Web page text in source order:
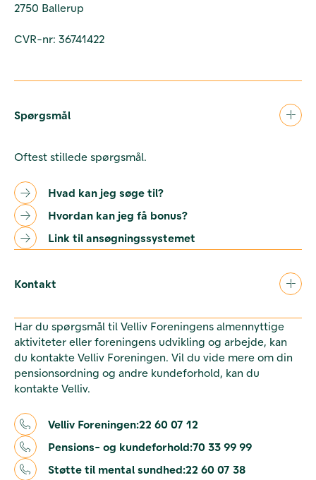
2750 Ballerup
CVR-nr: 36741422
Spørgsmål
Oftest stillede spørgsmål.
Hvad kan jeg søge til?
Hvordan kan jeg få bonus?
Link til ansøgningssystemet
Kontakt
Har du spørgsmål til Velliv Foreningens almennyttige
aktiviteter eller foreningens udvikling og arbejde, kan
du kontakte Velliv Foreningen. Vil du vide mere om din
pensionsordning og andre kundeforhold, kan du
kontakte Velliv.
Velliv Foreningen:22 60 07 12
Pensions- og kundeforhold:70 33 99 99
Støtte til mental sundhed:22 60 07 38